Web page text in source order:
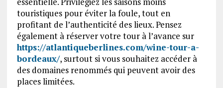
touristiques pour éviter la foule, tout en
profitant de l’authenticité des lieux. Pensez
également à réserver votre tour à l’avance sur
https://atlantiqueberlines.com/wine-tour-a-
bordeaux/, surtout si vous souhaitez accéder à
des domaines renommés qui peuvent avoir des
places limitées.